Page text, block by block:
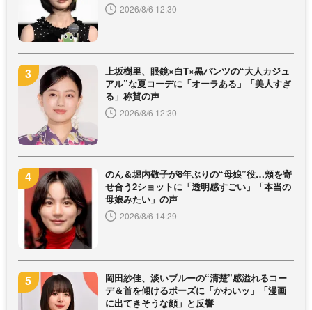
2026/8/6 12:30
上坂樹里、眼鏡×白T×黒パンツの“大人カジュ
アル”な夏コーデに「オーラある」「美人すぎ
る」称賛の声
2026/8/6 12:30
のん＆堀内敬子が8年ぶりの“母娘”役…頬を寄
せ合う2ショットに「透明感すごい」「本当の
母娘みたい」の声
2026/8/6 14:29
岡田紗佳、淡いブルーの“清楚”感溢れるコー
デ＆首を傾けるポーズに「かわいッ」「漫画
に出てきそうな顔」と反響